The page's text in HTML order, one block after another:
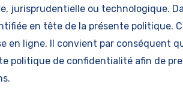
jurisprudentielle ou technologique.
en tête de la présente politique.
en ligne. Il convient par conséquent
politique de confidentialité afin de